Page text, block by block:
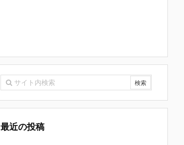
最近の投稿